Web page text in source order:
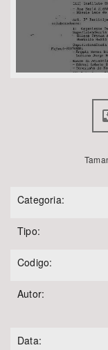
Categoria:
Tipo:
Codigo:
Autor:
Data: